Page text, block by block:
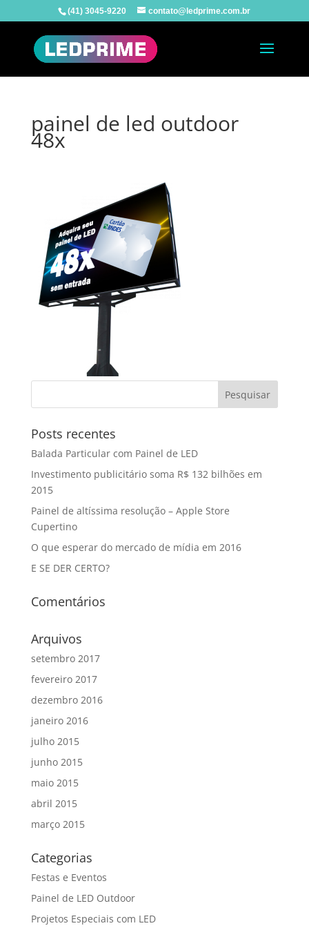
(41) 3045-9220 contato@ledprime.com.br
painel de led outdoor
48x
Posts recentes
Balada Particular com Painel de LED
Investimento publicitário soma R$ 132 bilhões em
2015
Painel de altíssima resolução – Apple Store
Cupertino
O que esperar do mercado de mídia em 2016
E SE DER CERTO?
Comentários
Arquivos
setembro 2017
fevereiro 2017
dezembro 2016
janeiro 2016
julho 2015
junho 2015
maio 2015
abril 2015
março 2015
Categorias
Festas e Eventos
Painel de LED Outdoor
Projetos Especiais com LED